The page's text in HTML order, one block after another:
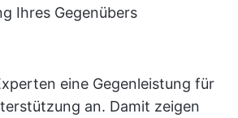
Ihres Gegenübers
eine Gegenleistung für
an. Damit zeigen